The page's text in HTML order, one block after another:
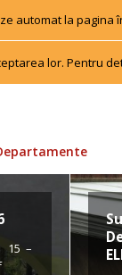
automat la pagina
lor. Pentru
15 –